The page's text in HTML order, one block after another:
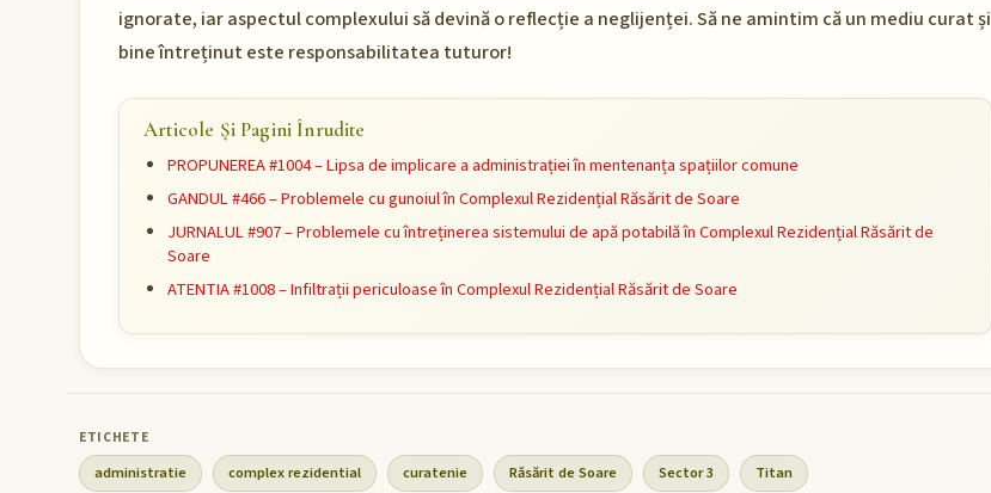
ignorate, iar aspectul complexului să devină o reflecție a neglijenței. Să ne amintim că un mediu curat și
bine întreținut este responsabilitatea tuturor!
Articole Și Pagini Înrudite
PROPUNEREA #1004 – Lipsa de implicare a administrației în mentenanța spațiilor comune
GANDUL #466 – Problemele cu gunoiul în Complexul Rezidențial Răsărit de Soare
JURNALUL #907 – Problemele cu întreținerea sistemului de apă potabilă în Complexul Rezidențial Răsărit de
Soare
ATENTIA #1008 – Infiltrații periculoase în Complexul Rezidențial Răsărit de Soare
administratie complex rezidential curatenie Răsărit de Soare Sector 3 Titan